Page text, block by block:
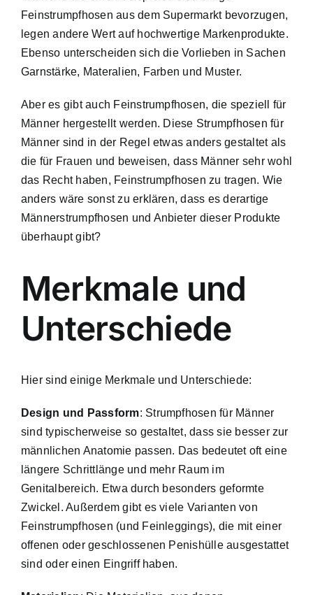
Feinstrumpfhosen aus dem Supermarkt bevorzugen,
legen andere Wert auf hochwertige Markenprodukte.
Ebenso unterscheiden sich die Vorlieben in Sachen
Garnstärke, Materalien, Farben und Muster.
Aber es gibt auch Feinstrumpfhosen, die speziell für
Männer hergestellt werden. Diese Strumpfhosen für
Männer sind in der Regel etwas anders gestaltet als
die für Frauen und beweisen, dass Männer sehr wohl
das Recht haben, Feinstrumpfhosen zu tragen. Wie
anders wäre sonst zu erklären, dass es derartige
Männerstrumpfhosen und Anbieter dieser Produkte
überhaupt gibt?
Merkmale und
Unterschiede
Hier sind einige Merkmale und Unterschiede:
Design und Passform: Strumpfhosen für Männer
sind typischerweise so gestaltet, dass sie besser zur
männlichen Anatomie passen. Das bedeutet oft eine
längere Schrittlänge und mehr Raum im
Genitalbereich. Etwa durch besonders geformte
Zwickel. Außerdem gibt es viele Varianten von
Feinstrumpfhosen (und Feinleggings), die mit einer
offenen oder geschlossenen Penishülle ausgestattet
sind oder einen Eingriff haben.